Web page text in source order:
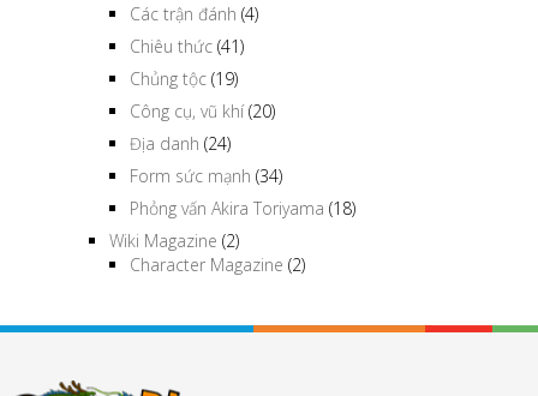
Các trận đánh (4)
Chiêu thức (41)
Chủng tộc (19)
Công cụ, vũ khí(20)
Địa danh (24)
Form sức mạnh (34)
Phỏng vấn Akira Toriyama (18)
Wiki Magazine (2)
Character Magazine (2)